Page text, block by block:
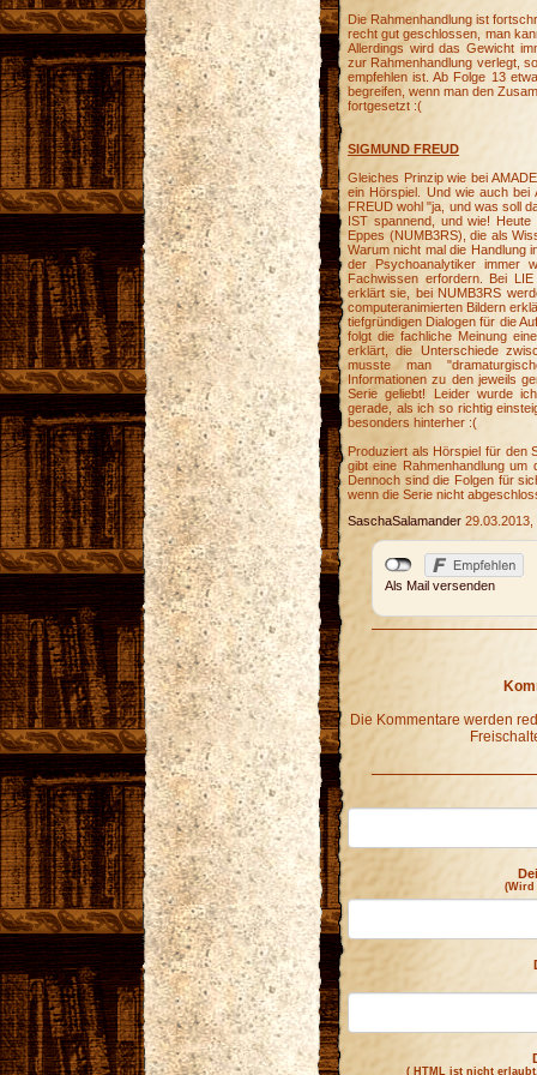
Die Rahmenhandlung ist
recht gut geschlossen, man
Allerdings wird das Gewicht
zur Rahmenhandlung verlegt,
empfehlen ist. Ab Folge 13
begreifen, wenn man den
fortgesetzt :(
SIGMUND FREUD
Gleiches Prinzip wie bei
ein Hörspiel. Und wie auch bei
FREUD wohl "ja, und was soll
IST spannend, und wie!
Eppes (NUMB3RS), die als
Warum nicht mal die Handlung
der Psychoanalytiker immer
Fachwissen erfordern. Bei
erklärt sie, bei NUMB3RS
computeranimierten Bildern
tiefgründigen Dialogen für die
folgt die fachliche Meinung
erklärt, die Unterschiede
musste man
Informationen zu den jeweils
Serie geliebt! Leider wurde
gerade, als ich so richtig
besonders hinterher :(
Produziert als Hörspiel für den
gibt eine Rahmenhandlung um
Dennoch sind die Folgen für
wenn die Serie nicht
SaschaSalamander 29.03.2013,
Als Mail versenden
Die Kommentare werden
(Wird
( HTML ist nicht